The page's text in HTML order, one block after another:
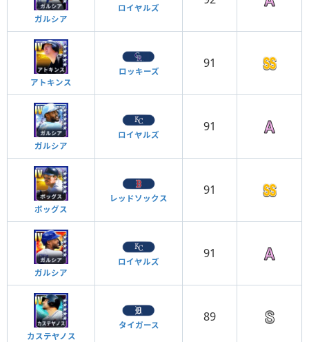
ガルシア
ロイヤルズ
アトキンス
ロッキーズ
91
ガルシア
ロイヤルズ
91
ボッグス
レッドソックス
91
ガルシア
ロイヤルズ
91
カステヤノス
タイガース
89